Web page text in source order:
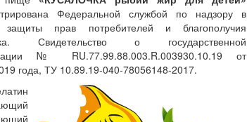
Федеральной службой по надзору в
прав потребителей и благополучия
Свидетельство о государственной
№ RU.77.99.88.003.R.003930.10.19 от
года, ТУ 10.89.19-040-78056148-2017.